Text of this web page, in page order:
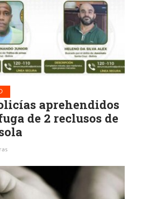
aprehendidos
de 2 reclusos de